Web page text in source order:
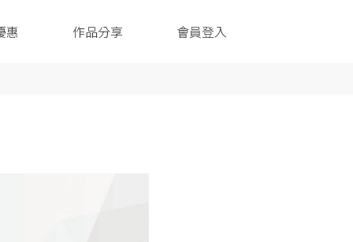
惠 作品分享 會員登入